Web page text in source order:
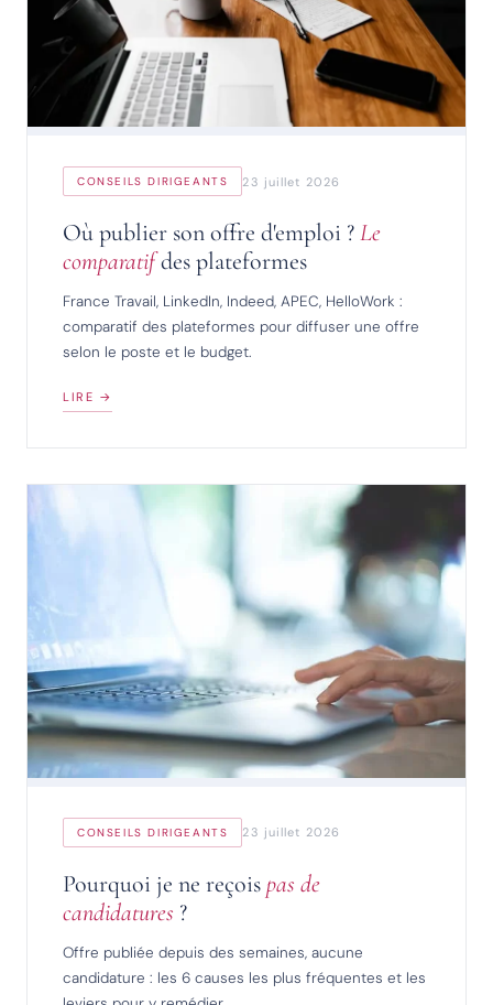
CONSEILS DIRIGEANTS 23 juillet 2026
Où publier son offre d'emploi ?Le
comparatifdes plateformes
France Travail, LinkedIn, Indeed, APEC, HelloWork :
comparatif des plateformes pour diffuser une offre
selon le poste et le budget.
LIRE →
CONSEILS DIRIGEANTS 23 juillet 2026
Pourquoi je ne reçoispas de
candidatures ?
Offre publiée depuis des semaines, aucune
candidature : les 6 causes les plus fréquentes et les